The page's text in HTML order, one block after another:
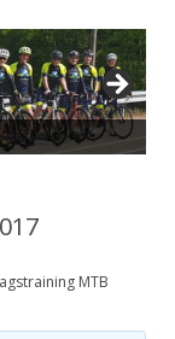
MTB